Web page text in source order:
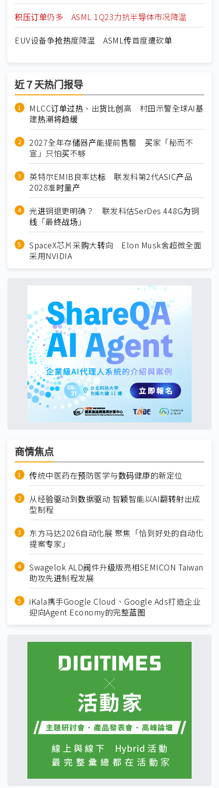
积压订单仍多 ASML 1Q23力抗半导体市况降温
EUV设备争抢热度降温 ASML传首度遭砍单
近７天热门报导
MLCC订单过热、出货比创高 村田示警全球AI基
建热潮将趋缓
2027全年存储器产能提前售罄 买家「秘而不
宣」只怕买不够
英特尔EMIB良率达标 联发科第2代ASIC产品
2028准时量产
光进铜退更明确？ 联发科估SerDes 448G为铜
线「最终战场」
SpaceX芯片采购大转向 Elon Musk舍超微全面
采用NVIDIA
商情焦点
传统中医药在预防医学与数码健康的新定位
从经验驱动到数据驱动 智颖智能以AI翻转射出成
型制程
东方马达2026自动化展 聚焦「恰到好处的自动化
提案专家」
Swagelok ALD阀件升级版亮相SEMICON Taiwan
助攻先进制程发展
iKala携手Google Cloud、Google Ads打造企业
迎向Agent Economy的完整蓝图